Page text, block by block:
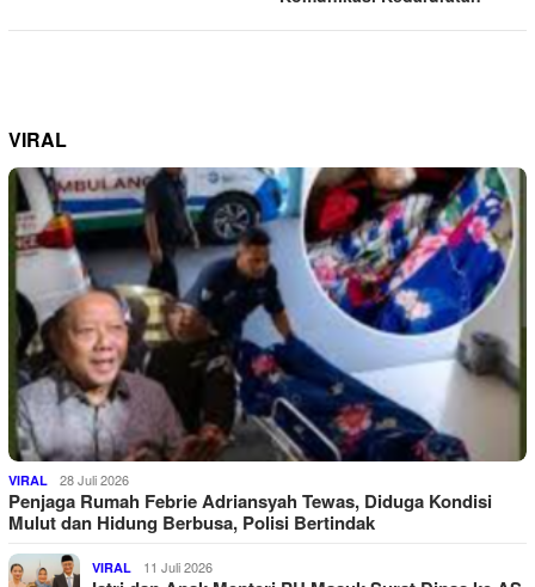
VIRAL
VIRAL 28 Juli 2026
Penjaga Rumah Febrie Adriansyah Tewas, Diduga Kondisi
Mulut dan Hidung Berbusa, Polisi Bertindak
VIRAL 11 Juli 2026